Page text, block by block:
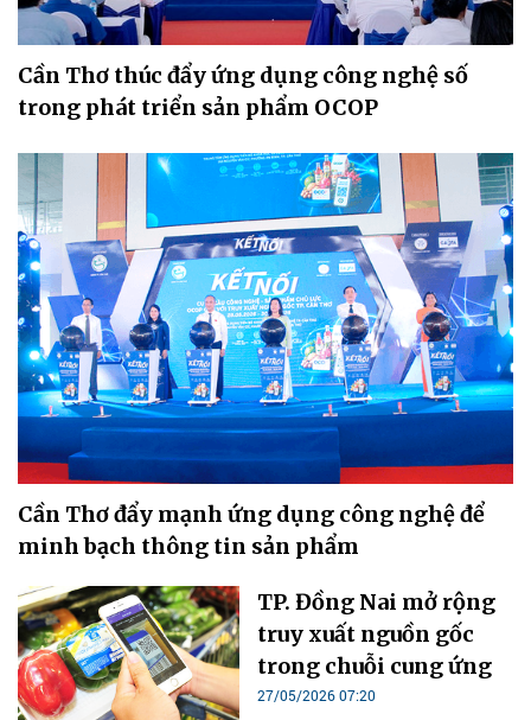
Cần Thơ thúc đẩy ứng dụng công nghệ số
trong phát triển sản phẩm OCOP
Cần Thơ đẩy mạnh ứng dụng công nghệ để
minh bạch thông tin sản phẩm
TP. Đồng Nai mở rộng
truy xuất nguồn gốc
trong chuỗi cung ứng
27/05/2026 07:20